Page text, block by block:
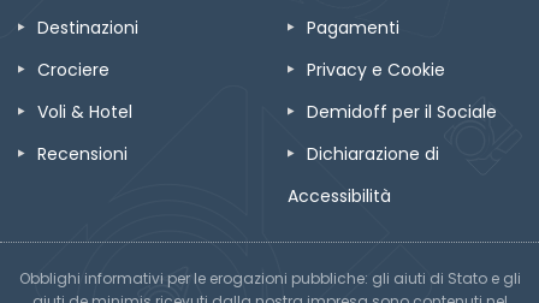
Destinazioni
Crociere
Voli & Hotel
Recensioni
Pagamenti
Privacy e Cookie
Demidoff per il Sociale
Dichiarazione di
Accessibilità
Obblighi informativi per le erogazioni pubbliche: gli aiuti di Stato e gli